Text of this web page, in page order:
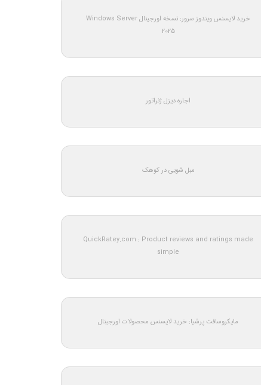
خرید لایسنس ویندوز سرور: نسخه اورجینال Windows Server
2025
اجاره دیزل ژنراتور
مبل شویی در کوهک
QuickRatey.com : Product reviews and ratings made
simple
مایکروسافت پرشیا: خرید لایسنس محصولات اورجینال